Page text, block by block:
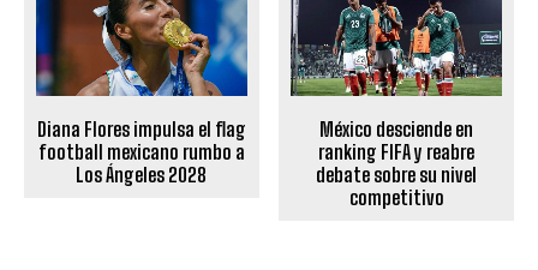
Diana Flores impulsa el flag
football mexicano rumbo a
Los Ángeles 2028
México desciende en
ranking FIFA y reabre
debate sobre su nivel
competitivo